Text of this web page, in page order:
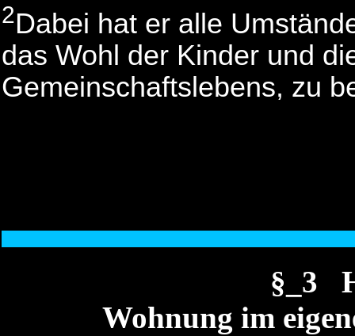
2Dabei hat er alle
das Wohl der Kinder und
Gemeinschaftslebens, zu
§_3
Wohnung im